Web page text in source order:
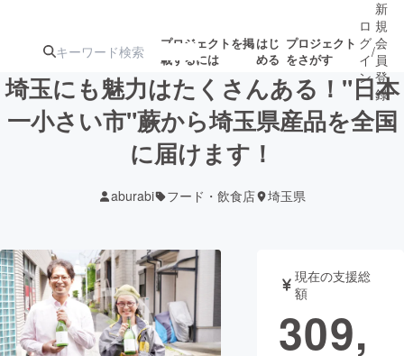
プロジェクトを掲
載するには
はじ
める
プロジェクト
をさがす
注目の新着プロ募集終了が近いプ
ロジェクト
テクノロジー・ガジェット
映像・映画 書籍・雑誌
ロ
グ
イ
ン
/
新
規
会
員
登
録
埼玉にも魅力はたくさんある！"日本
一小さい市"蕨から埼玉県産品を全国
に届けます！
aburabi フード・飲食店 埼玉県
現在の支援総
額
309,